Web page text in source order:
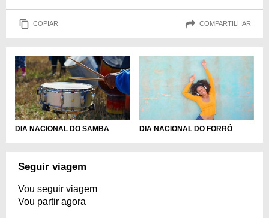
COPIAR COMPARTILHAR
DIA NACIONAL DO SAMBA DIA NACIONAL DO FORRÓ
Seguir viagem
Vou seguir viagem
Vou partir agora